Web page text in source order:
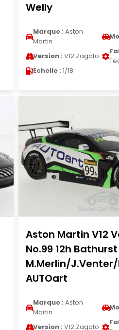
Welly
Marque : Aston
Martin
Version : V12 Zagato
Echelle : 1/18
Aston Martin V12
No.99 12h
M.Merlin/J.Venter/
AUTOart
Marque : Aston
Martin
Version : V12 Zagato